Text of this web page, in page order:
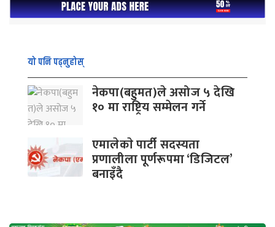
यो पनि पढ्नुहोस्
नेकपा(बहुमत)ले असोज ५ देखि
१० मा राष्ट्रिय सम्मेलन गर्ने
एमालेकाे पार्टी सदस्यता
प्रणालीला पूर्णरूपमा ‘डिजिटल’
बनाइँदै